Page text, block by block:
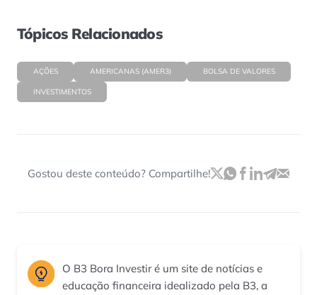
Tópicos Relacionados
AÇÕES AMERICANAS (AMER3) BOLSA DE VALORES
INVESTIMENTOS
Gostou deste conteúdo? Compartilhe!
O B3 Bora Investir é um site de notícias e
educação financeira idealizado pela B3, a